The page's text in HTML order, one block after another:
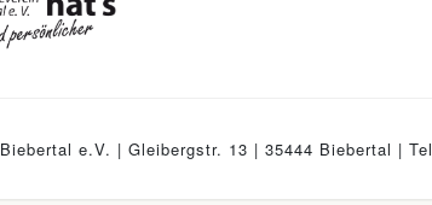
e.V. | Gleibergstr. 13 | 35444 Biebertal | Tel